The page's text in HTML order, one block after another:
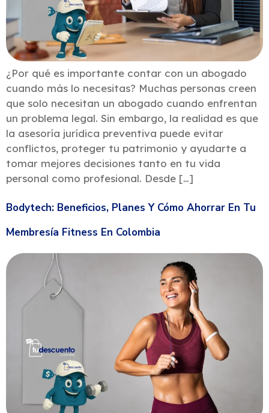
¿Por qué es importante contar con un abogado
cuando más lo necesitas? Muchas personas creen
que solo necesitan un abogado cuando enfrentan
un problema legal. Sin embargo, la realidad es que
la asesoría jurídica preventiva puede evitar
conflictos, proteger tu patrimonio y ayudarte a
tomar mejores decisiones tanto en tu vida
personal como profesional. Desde […]
Bodytech: Beneficios, Planes Y Cómo Ahorrar En Tu
Membresía Fitness En Colombia